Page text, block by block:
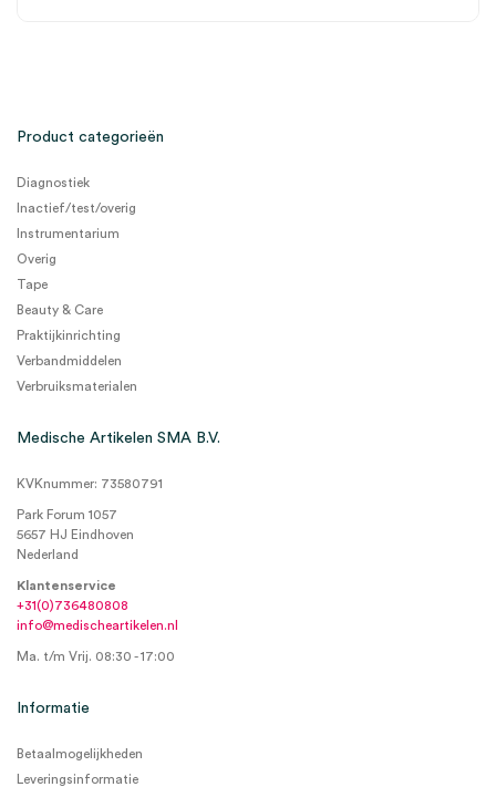
Product categorieën
Diagnostiek
Inactief/test/overig
Instrumentarium
Overig
Tape
Beauty & Care
Praktijkinrichting
Verbandmiddelen
Verbruiksmaterialen
Medische Artikelen SMA B.V.
KVKnummer: 73580791
Park Forum 1057
5657 HJ Eindhoven
Nederland
Klantenservice
+31(0)736480808
info@medischeartikelen.nl
Ma. t/m Vrij. 08:30 - 17:00
Informatie
Betaalmogelijkheden
Leveringsinformatie